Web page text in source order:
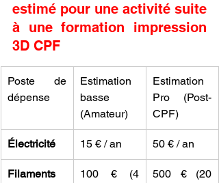
estimé pour une activité suite
à une formation impression
3D CPF
Poste de
dépense
Estimation
basse
(Amateur)
Estimation
Pro (Post-
CPF)
Électricité 15 € / an 50 € / an
Filaments
100 € (4
500 € (20